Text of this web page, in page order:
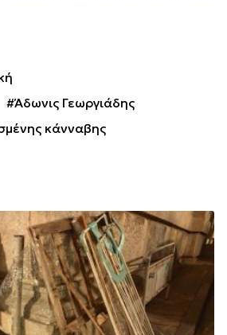
#Άδωνις Γεωργιάδης
κάνναβης